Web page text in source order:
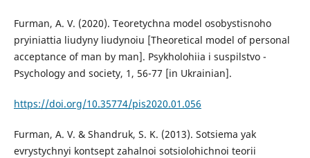
Furman, A. V. (2020). Teoretychna model osobystisnoho
pryiniattia liudyny liudynoiu [Theoretical model of personal
acceptance of man by man]. Psykholohiia i suspilstvo -
Psychology and society, 1, 56-77 [in Ukrainian].
https://doi.org/10.35774/pis2020.01.056
Furman, A. V. & Shandruk, S. K. (2013). Sotsiema yak
evrystychnyi kontsept zahalnoi sotsiolohichnoi teorii